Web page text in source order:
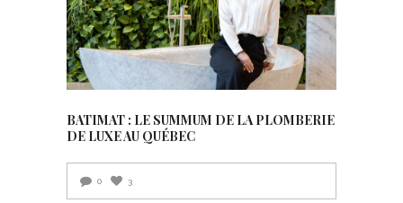
BATIMAT : LE SUMMUM DE LA PLOMBERIE
DE LUXE AU QUÉBEC
0 3